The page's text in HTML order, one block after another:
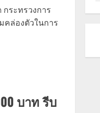
กระทรวงการ
คล่องตัวในการ
บาท รีบ